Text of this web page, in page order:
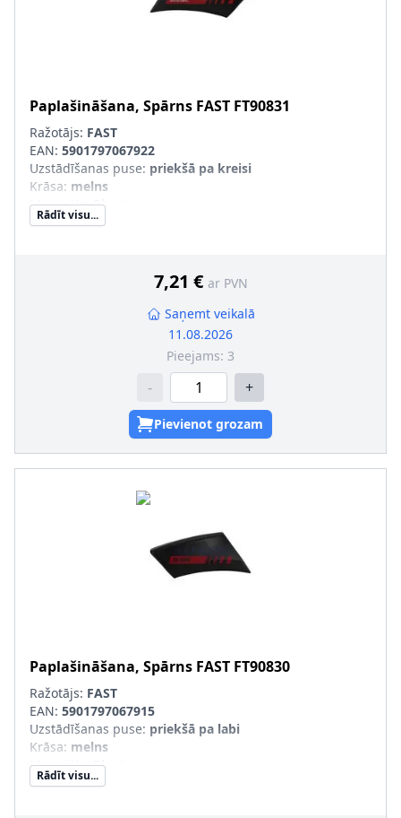
Paplašināšana, Spārns FAST FT90831
Ražotājs: FAST
EAN: 5901797067922
Uzstādīšanas puse: priekšā pa kreisi
Krāsa: melns
Materiāls:Plastmasa
Komponenti:
Rādīt visu...
7,21 € ar PVN
Saņemt veikalā
11.08.2026
Pieejams: 3
- +
Pievienot grozam
Paplašināšana, Spārns FAST FT90830
Ražotājs: FAST
EAN: 5901797067915
Uzstādīšanas puse: priekšā pa labi
Krāsa: melns
Materiāls:Plastmasa
Komponenti:
Rādīt visu...